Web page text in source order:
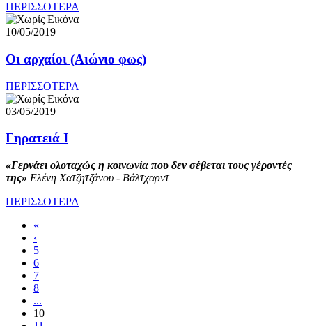
ΠΕΡΙΣΣΟΤΕΡΑ
10/05/2019
Οι αρχαίοι (Αιώνιο φως)
ΠΕΡΙΣΣΟΤΕΡΑ
03/05/2019
Γηρατειά Ι
«Γερνάει ολοταχώς η κοινωνία που δεν σέβεται τους γέροντές
της» Ελένη Χατζητζάνου - Βάλτχαρντ
ΠΕΡΙΣΣΟΤΕΡΑ
«
‹
5
6
7
8
...
10